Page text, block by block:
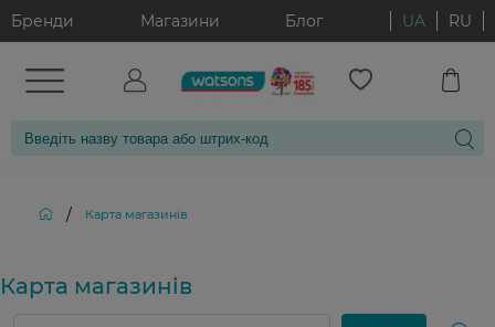
Бренди Магазини Блог UA RU
/ Карта магазинiв
Карта магазинiв